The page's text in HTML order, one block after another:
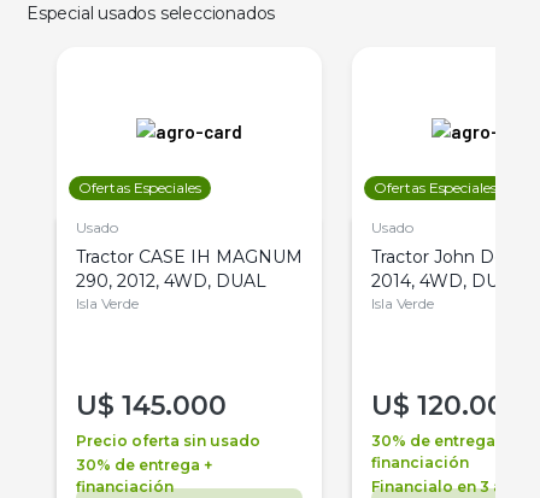
Especial usados seleccionados
Ofertas Especiales
Usado
Tractor CASE IH MAGNUM
290, 2012, 4WD, DUAL
Isla Verde
U$ 145.000
Precio oferta sin usado
30% de entrega +
financiación
Ofertas Especiales
Usado
Tractor John Deere
2014, 4WD, DUAL
Isla Verde
U$ 120.000
30% de entrega +
financiación
Financialo en 3 años